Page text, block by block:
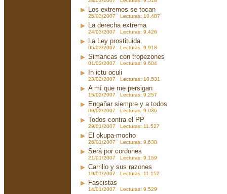
Los extremos se tocan
25/03/2007 Lecturas: 10.487
La derecha extrema
24/03/2007 Lecturas: 9.426
La Ley prostituida
05/03/2007 Lecturas: 9.918
Simancas con tropezones
01/03/2007 Lecturas: 9.604
In ictu oculi
23/02/2007 Lecturas: 10.531
A mí que me persigan
15/02/2007 Lecturas: 9.257
Engañar siempre y a todos
09/02/2007 Lecturas: 9.036
Todos contra el PP
29/01/2007 Lecturas: 11.527
El okupa-mocho
26/01/2007 Lecturas: 9.638
Será por cordones
21/01/2007 Lecturas: 9.159
Carrillo y sus razones
19/01/2007 Lecturas: 11.152
Fascistas
14/01/2007 Lecturas: 9.529